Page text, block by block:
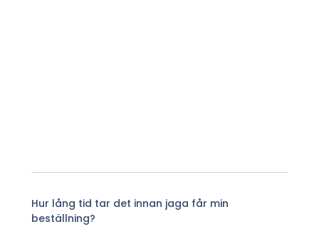
Hur lång tid tar det innan jaga får min
beställning?